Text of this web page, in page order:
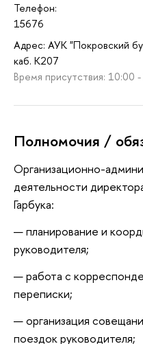
Телефон:
15676
Адрес: АУК "Покровский
каб. K207
Время присутствия: 10:00
Полномочия /
Организационно-
деятельности
Гарбука:
планирование и
руководителя;
работа с
переписки;
организация
поездок руководителя;